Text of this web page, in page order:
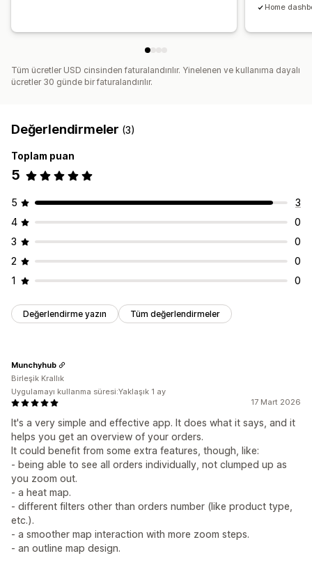
Home
Tüm ücretler USD cinsinden faturalandırılır. Yinelenen ve kullanıma dayalı
ücretler 30 günde bir faturalandırılır.
Değerlendirmeler (3)
Toplam puan
5
5
3
4
0
3
0
2
0
1
0
Değerlendirme yazın Tüm değerlendirmeler
17 Mart 2026
It's a very simple and effective app. It does what it says, and it
helps you get an overview of your orders.
It could benefit from some extra features, though, like:
- being able to see all orders individually, not clumped up as
you zoom out.
- a heat map.
- different filters other than orders number (like product type,
etc.).
- a smoother map interaction with more zoom steps.
- an outline map design.
Munchyhub
Birleşik Krallık
Uygulamayı kullanma süresi:Yaklaşık 1 ay